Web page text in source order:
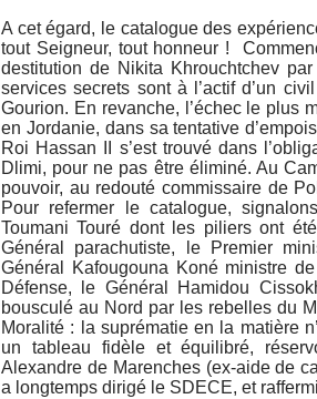
A cet égard, le catalogue des
tout Seigneur, tout honneur !
destitution de Nikita Khrouchtchev
services secrets sont à l’actif d’un
Gourion. En revanche, l’échec le plus
en Jordanie, dans sa tentative
Roi Hassan II s’est trouvé dans
Dlimi, pour ne pas être éliminé. Au
pouvoir, au redouté commissaire de
Pour refermer le catalogue,
Toumani Touré dont les piliers ont
Général parachutiste, le Premier
Général Kafougouna Koné ministre
Défense, le Général Hamidou
bousculé au Nord par les rebelles du
Moralité : la suprématie en la matière
un tableau fidèle et équilibré,
Alexandre de Marenches (ex-aide de
a longtemps dirigé le SDECE, et